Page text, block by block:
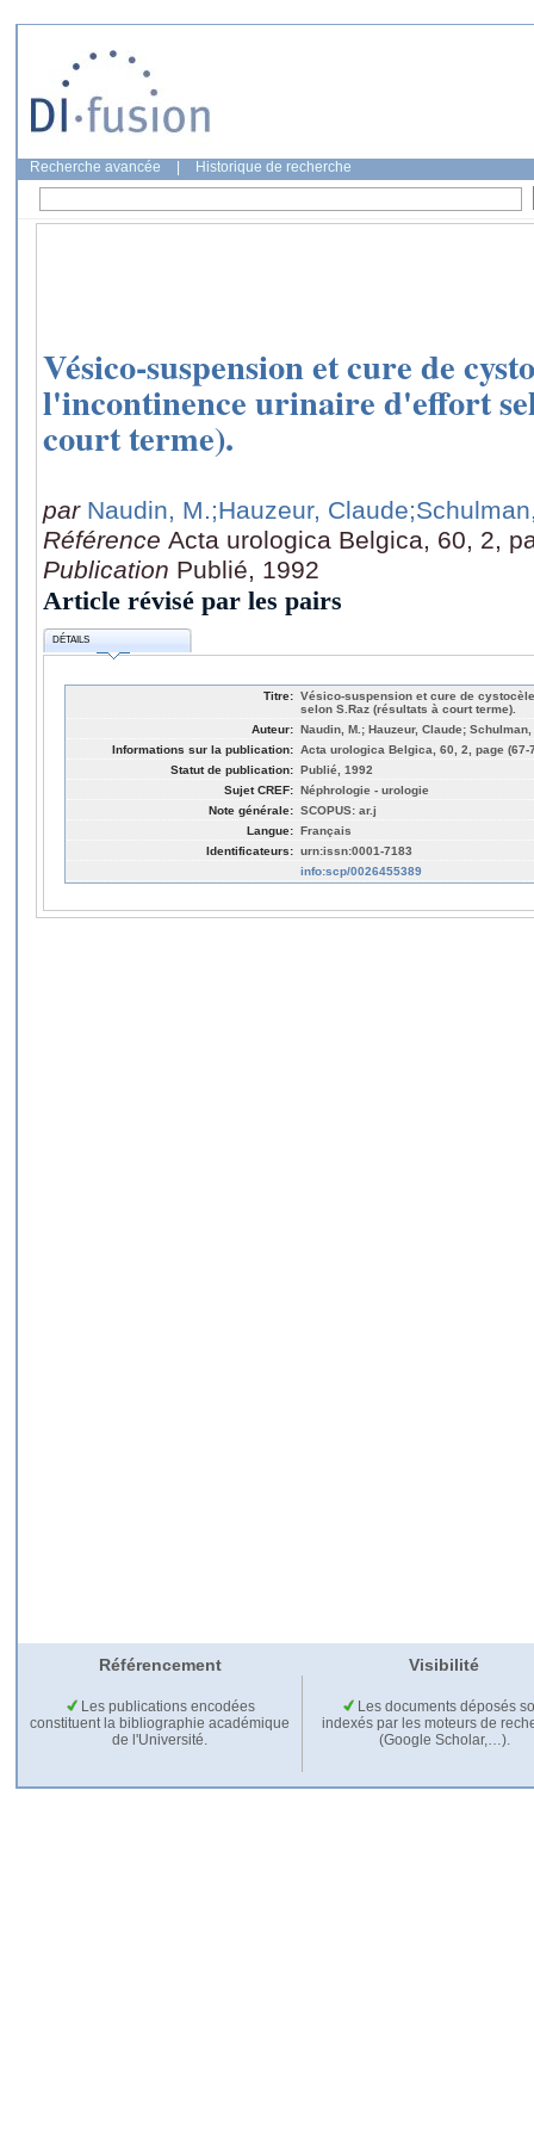
Recherche avancée Historique de recherche
Vésico-suspension et cure de
l'incontinence urinaire d'effort
court terme).
par Naudin, M.;Hauzeur, Claude
Référence Acta urologica Belgica, 60, 2,
Publication Publié, 1992
Article révisé par les pairs
DÉTAILS
Titre: Vésico-suspension et cure de
selon S.Raz (résultats à court terme).
Auteur: Naudin, M.; Hauzeur, Claude;
Informations sur la publication: Acta urologica Belgica, 60, 2, page (67-
Statut de publication: Publié, 1992
Sujet CREF: Néphrologie - urologie
Note générale: SCOPUS: ar.j
Langue: Français
Identificateurs: urn:issn:0001-7183
info:scp/0026455389
Référencement Visibilité
Les publications encodées
constituent la bibliographie académique
de l'Université.
Les documents déposés
indexés par les moteurs de
(Google Scholar,…).